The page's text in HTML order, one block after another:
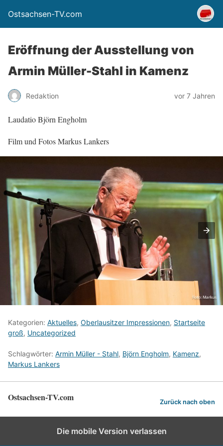
Ostsachsen-TV.com
Eröffnung der Ausstellung von
Armin Müller-Stahl in Kamenz
Redaktion vor 7 Jahren
Laudatio Björn Engholm
Film und Fotos Markus Lankers
Kategorien: Aktuelles, Oberlausitzer Impressionen, Startseite
groß, Uncategorized
Schlagwörter: Armin Müller - Stahl, Björn Engholm, Kamenz,
Markus Lankers
Ostsachsen-TV.com Zurück nach oben
Die mobile Version verlassen